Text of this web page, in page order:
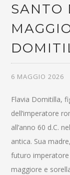
SANTO
6 MAGGIO 2026
Flavia Domitilla,
dell’imperatore
all’anno 60 d.C.
antica. Sua
futuro imperatore
maggiore e